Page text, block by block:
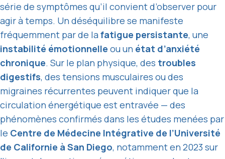
série de symptômes qu’il convient d’observer pour
agir à temps. Un déséquilibre se manifeste
fréquemment par de lafatigue persistante, une
instabilité émotionnelle ou un état d’anxiété
chronique. Sur le plan physique, des troubles
digestifs, des tensions musculaires ou des
migraines récurrentes peuvent indiquer que la
circulation énergétique est entravée — des
phénomènes confirmés dans les études menées par
le Centre de Médecine Intégrative de l’Université
de Californie à San Diego, notamment en 2023 sur